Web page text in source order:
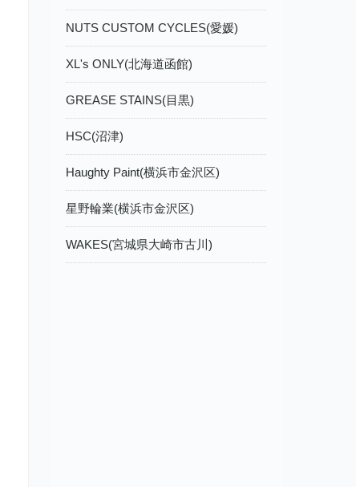
NUTS CUSTOM CYCLES(愛媛)
XL's ONLY(北海道函館)
GREASE STAINS(目黒)
HSC(沼津)
Haughty Paint(横浜市金沢区)
星野輪業(横浜市金沢区)
WAKES(宮城県大崎市古川)